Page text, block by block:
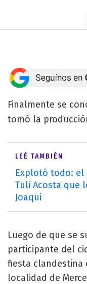
Finalmente se
tomó la
LEÉ TAMBIÉN
Explotó todo: el
Tuli Acosta que
Joaqui
Luego de que se
participante del
fiesta clandestina
localidad de